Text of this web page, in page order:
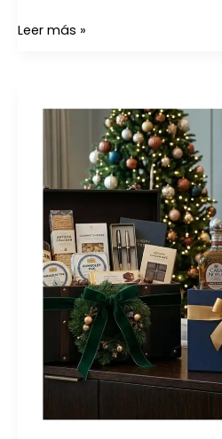
Leer más »
elegir
empresas
2026?